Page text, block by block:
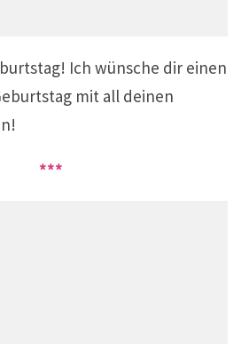
Ich wünsche dir einen
mit all deinen
***